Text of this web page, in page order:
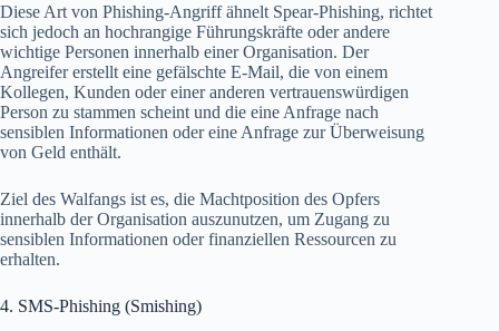
Diese Art von Phishing-Angriff ähnelt Spear-Phishing, richtet
sich jedoch an hochrangige Führungskräfte oder andere
wichtige Personen innerhalb einer Organisation. Der
Angreifer erstellt eine gefälschte E-Mail, die von einem
Kollegen, Kunden oder einer anderen vertrauenswürdigen
Person zu stammen scheint und die eine Anfrage nach
sensiblen Informationen oder eine Anfrage zur Überweisung
von Geld enthält.
Ziel des Walfangs ist es, die Machtposition des Opfers
innerhalb der Organisation auszunutzen, um Zugang zu
sensiblen Informationen oder finanziellen Ressourcen zu
erhalten.
4. SMS-Phishing (Smishing)